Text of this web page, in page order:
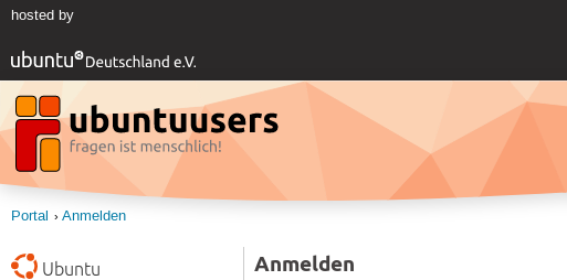
hosted by
Portal Anmelden
Ubuntu Anmelden